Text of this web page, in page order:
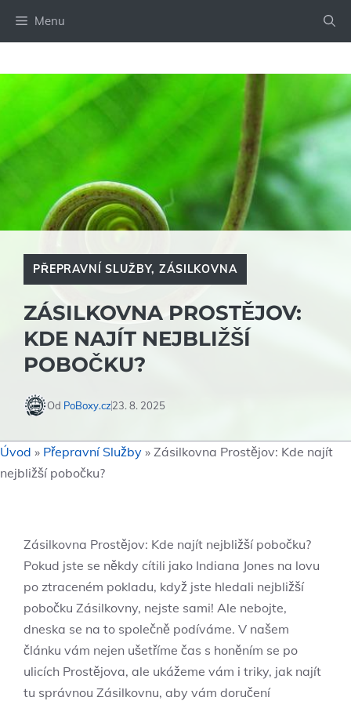
Menu
PŘEPRAVNÍ SLUŽBY,ZÁSILKOVNA
ZÁSILKOVNA PROSTĚJOV:
KDE NAJÍT NEJBLIŽŠÍ
POBOČKU?
Od PoBoxy.cz23. 8. 2025
Úvod » Přepravní Služby » Zásilkovna Prostějov: Kde najít
nejbližší pobočku?
Zásilkovna Prostějov: Kde najít nejbližší pobočku?
Pokud jste se někdy cítili jako Indiana Jones na lovu
po ztraceném pokladu, když jste hledali nejbližší
pobočku Zásilkovny, nejste sami! Ale nebojte,
dneska se na to společně podíváme. V našem
článku vám nejen ušetříme čas s honěním se po
ulicích Prostějova, ale ukážeme vám i triky, jak najít
tu správnou Zásilkovnu, aby vám doručení